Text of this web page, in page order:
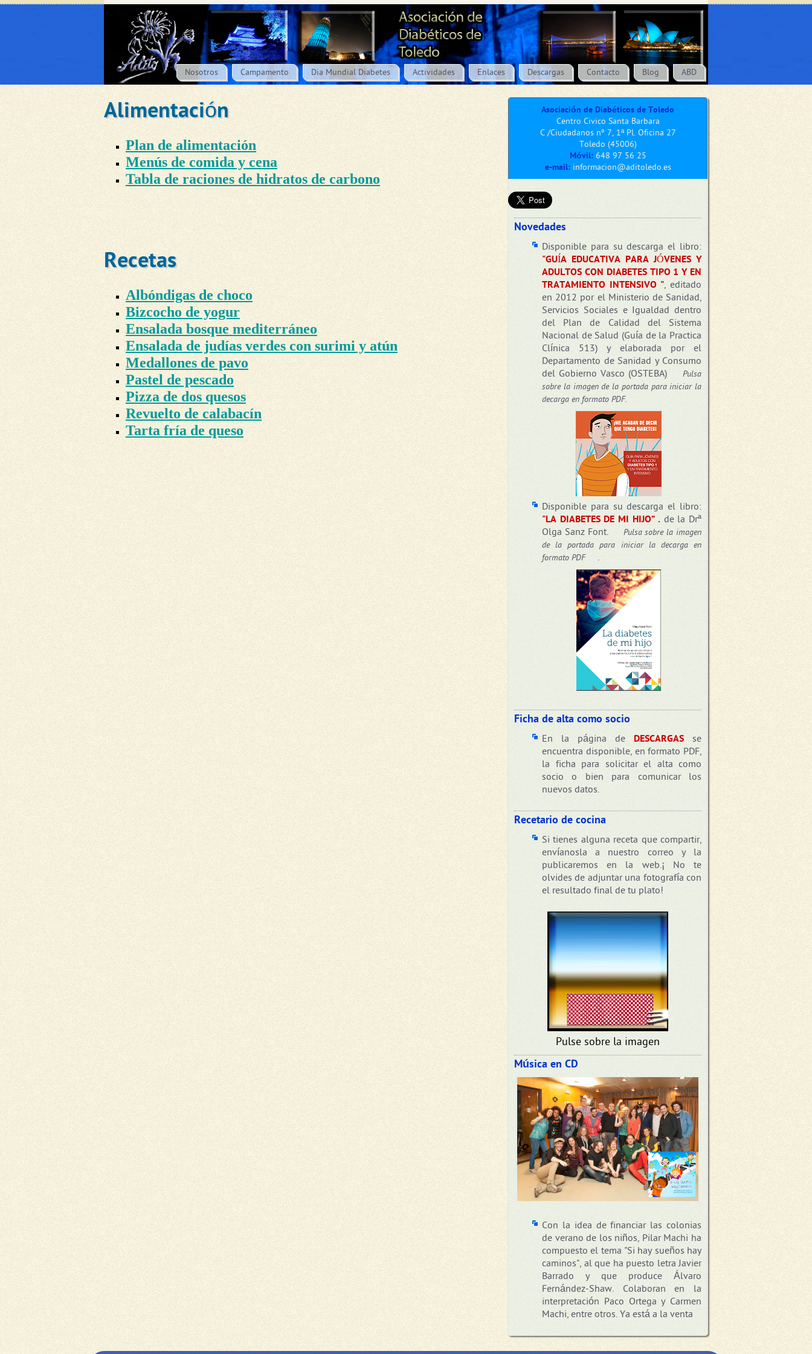
Nosotros Campamento Dia Mundial Diabetes Actividades Enlaces Descargas Contacto Blog ABD
Alimentación
Plan de alimentación
Menús de comida y cena
Tabla de raciones de hidratos de carbono
Recetas
Albóndigas de choco
Bizcocho de yogur
Ensalada bosque mediterráneo
Ensalada de judías verdes con surimi y atún
Medallones de pavo
Pastel de pescado
Pizza de dos quesos
Revuelto de calabacín
Tarta fría de queso
Asociación de Diabéticos de Toledo
Centro Civico Santa Barbara
C /Ciudadanos nº 7, 1ª Pl. Oficina 27
Toledo (45006)
Móvil: 648 97 56 25
e-mail: informacion@aditoledo.es
Novedades
Disponible para su descarga el libro:
"GUÍA EDUCATIVA PARA JÓVENES Y
ADULTOS CON DIABETES TIPO 1 Y EN
TRATAMIENTO INTENSIVO ", editado
en 2012 por el Ministerio de Sanidad,
Servicios Sociales e Igualdad dentro
del Plan de Calidad del Sistema
Nacional de Salud (Guía de la Practica
Clínica 513) y elaborada por el
Departamento de Sanidad y Consumo
del Gobierno Vasco (OSTEBA)
Pulsa
sobre la imagen de la portada para iniciar la
decarga en formato PDF.
Disponible para su descarga el libro:
"LA DIABETES DE MI HIJO” . de la Drª
Olga Sanz Font.
Pulsa sobre la imagen
de la portada para iniciar la decarga en
formato PDF
.
Ficha de alta como socio
En la página de DESCARGAS se
encuentra disponible, en formato PDF,
la ficha para solicitar el alta como
socio o bien para comunicar los
nuevos datos.
Recetario de cocina
Si tienes alguna receta que compartir,
envíanosla a nuestro correo y la
publicaremos en la web.¡ No te
olvides de adjuntar una fotografía con
el resultado final de tu plato!
Pulse sobre la imagen
Música en CD
Con la idea de financiar las colonias
de verano de los niños, Pilar Machi ha
compuesto el tema "Si hay sueños hay
caminos", al que ha puesto letra Javier
Barrado y que produce Álvaro
Fernández-Shaw. Colaboran en la
interpretación Paco Ortega y Carmen
Machi, entre otros. Ya está a la venta